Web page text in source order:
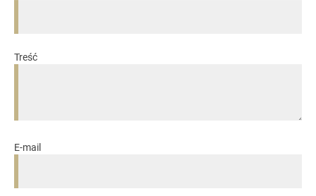
Treść
E-mail